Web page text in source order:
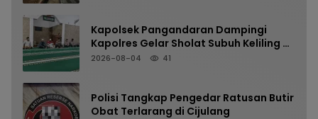
Kapolsek Pangandaran Dampingi
Kapolres Gelar Sholat Subuh Keliling di
Masjid Jami Al-Furqon, Pererat
2026-08-04 41
Polisi Tangkap Pengedar Ratusan Butir
Obat Terlarang di Cijulang